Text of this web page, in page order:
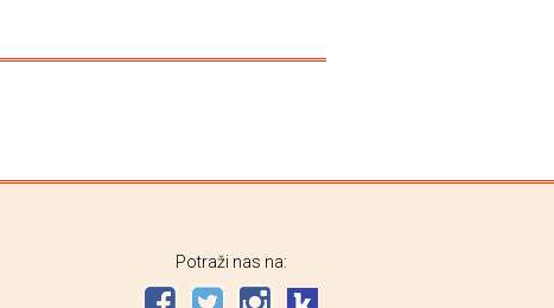
Potraži nas na: